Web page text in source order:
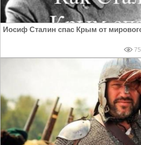
Иосиф Сталин спас Крым от